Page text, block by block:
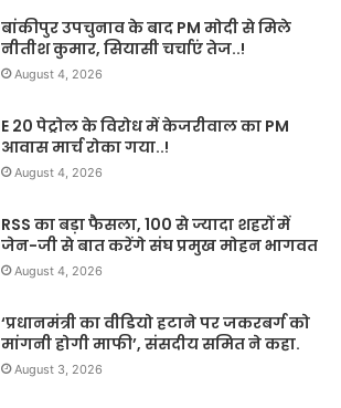
बांकीपुर उपचुनाव के बाद PM मोदी से मिले
नीतीश कुमार, सियासी चर्चाएं तेज..!
August 4, 2026
E 20 पेट्रोल के विरोध में केजरीवाल का PM
आवास मार्च रोका गया..!
August 4, 2026
RSS का बड़ा फैसला, 100 से ज्यादा शहरों में
जेन-जी से बात करेंगे संघ प्रमुख मोहन भागवत
August 4, 2026
‘प्रधानमंत्री का वीडियो हटाने पर जकरबर्ग को
मांगनी होगी माफी’, संसदीय समित ने कहा.
August 3, 2026